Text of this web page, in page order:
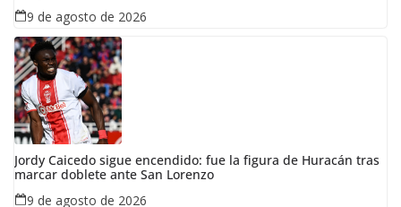
9 de agosto de 2026
Jordy Caicedo sigue encendido: fue la figura de Huracán tras
marcar doblete ante San Lorenzo
9 de agosto de 2026